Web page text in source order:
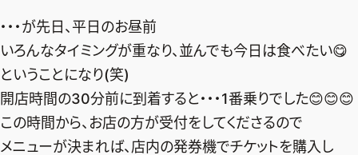
・・・が先日、平日のお昼前
いろんなタイミングが重なり、並んでも今日は食べたい😋
ということになり(笑)
開店時間の30分前に到着すると・・・1番乗りでした😊😊😊
この時間から、お店の方が受付をしてくださるので
メニューが決まれば、店内の発券機でチケットを購入し